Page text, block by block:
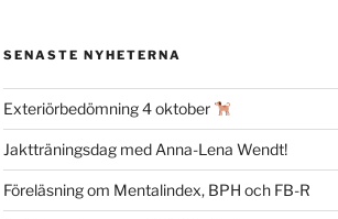
SENASTE NYHETERNA
Exteriörbedömning 4 oktober
Jaktträningsdag med Anna-Lena Wendt!
Föreläsning om Mentalindex, BPH och FB-R